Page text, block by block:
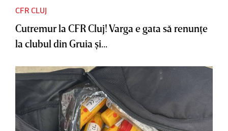
CFR CLUJ
Cutremur la CFR Cluj! Varga e gata să renunţe
la clubul din Gruia şi...